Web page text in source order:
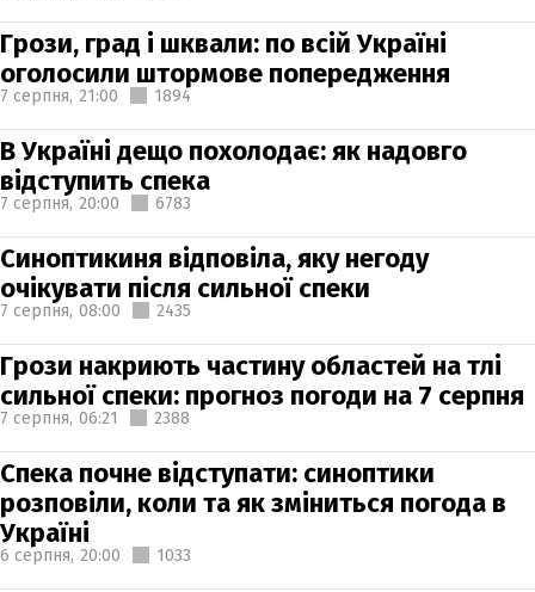
Грози, град і шквали: по всій Україні
оголосили штормове попередження
7 серпня, 21:00 1894
В Україні дещо похолодає: як надовго
відступить спека
7 серпня, 20:00 6783
Синоптикиня відповіла, яку негоду
очікувати після сильної спеки
7 серпня, 08:00 2435
Грози накриють частину областей на тлі
сильної спеки: прогноз погоди на 7 серпня
7 серпня, 06:21 2388
Спека почне відступати: синоптики
розповіли, коли та як зміниться погода в
Україні
6 серпня, 20:00 1033